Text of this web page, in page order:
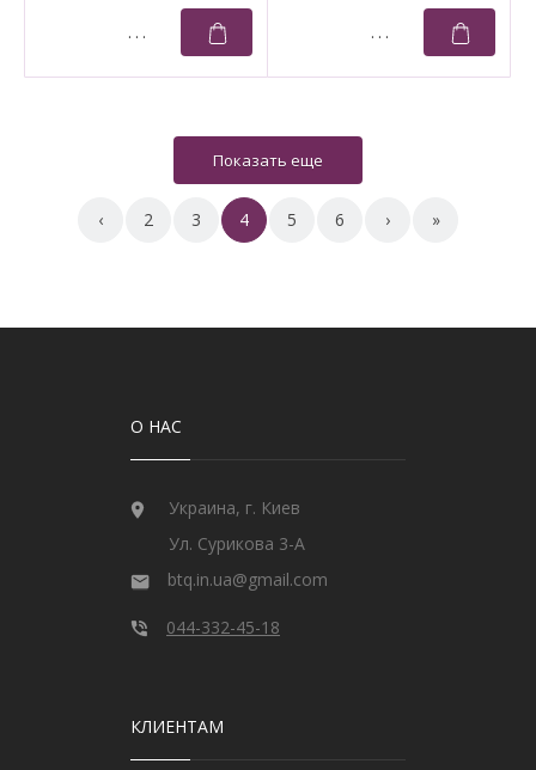
‹ 2 3 4 5 6 › »
О НАС
Украина, г. Киев
Ул. Сурикова 3-А
btq.in.ua@gmail.com
044-332-45-18
КЛИЕНТАМ